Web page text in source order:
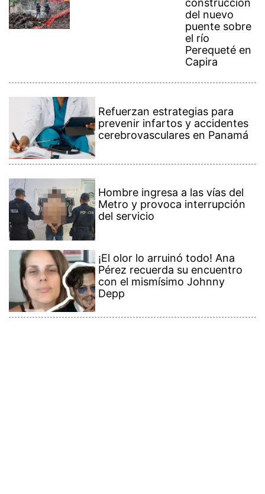
del nuevo
puente sobre
el río
Perequeté en
Capira
prevenir infartos y accidentes
cerebrovasculares en Panamá
Metro y provoca interrupción
del servicio
Pérez recuerda su encuentro
con el mismísimo Johnny
Depp